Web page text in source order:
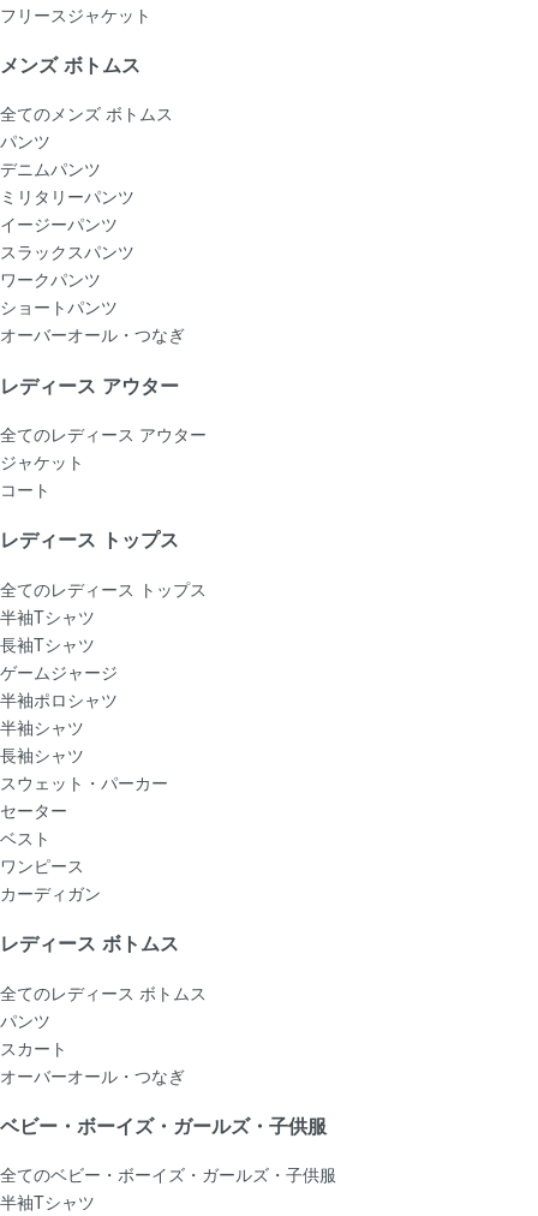
フリースジャケット
メンズ ボトムス
全てのメンズ ボトムス
パンツ
デニムパンツ
ミリタリーパンツ
イージーパンツ
スラックスパンツ
ワークパンツ
ショートパンツ
オーバーオール・つなぎ
レディース アウター
全てのレディース アウター
ジャケット
コート
レディース トップス
全てのレディース トップス
半袖Tシャツ
長袖Tシャツ
ゲームジャージ
半袖ポロシャツ
半袖シャツ
長袖シャツ
スウェット・パーカー
セーター
ベスト
ワンピース
カーディガン
レディース ボトムス
全てのレディース ボトムス
パンツ
スカート
オーバーオール・つなぎ
ベビー・ボーイズ・ガールズ・子供服
全てのベビー・ボーイズ・ガールズ・子供服
半袖Tシャツ